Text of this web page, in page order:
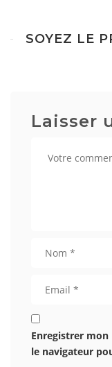
SOYEZ LE
Laisser
Enregistrer
le navigateur